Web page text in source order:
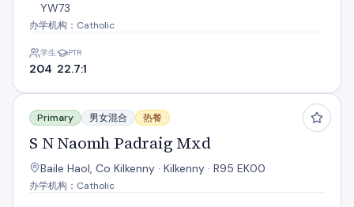
YW73
办学机构：Catholic
学生
204
PTR
22.7:1
S N Naomh Padraig Mxd
Primary 男女混合 热餐
S N Naomh Padraig Mxd
Baile Haol, Co Kilkenny · Kilkenny · R95 EK00
办学机构：Catholic